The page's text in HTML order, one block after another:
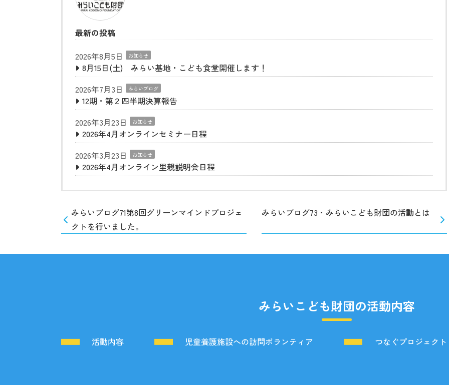
最新の投稿
2026年8月5日
お知らせ
8月15日(土) みらい基地・こども食堂開催します！
2026年7月3日
みらいブログ
12期・第２四半期決算報告
2026年3月23日
お知らせ
2026年4月オンラインセミナー日程
2026年3月23日
お知らせ
2026年4月オンライン里親説明会日程
みらいブログ71第8回グリーンマインドプロジェ
クトを行いました。
みらいブログ73・みらいこども財団の活動とは
みらいこども財団の活動内容
活動内容 児童養護施設への訪問ボランティア つなぐプロジェクト